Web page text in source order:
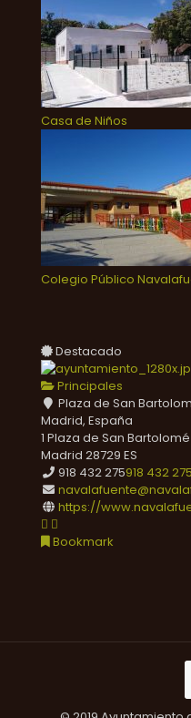
Casa de Niños
Colegio Público
Destacado
Principales
Plaza de San
Madrid, España
1 Plaza de San Bartolomé
Madrid 28729 ES
918 432 275918 432 275
https://
Bookmark